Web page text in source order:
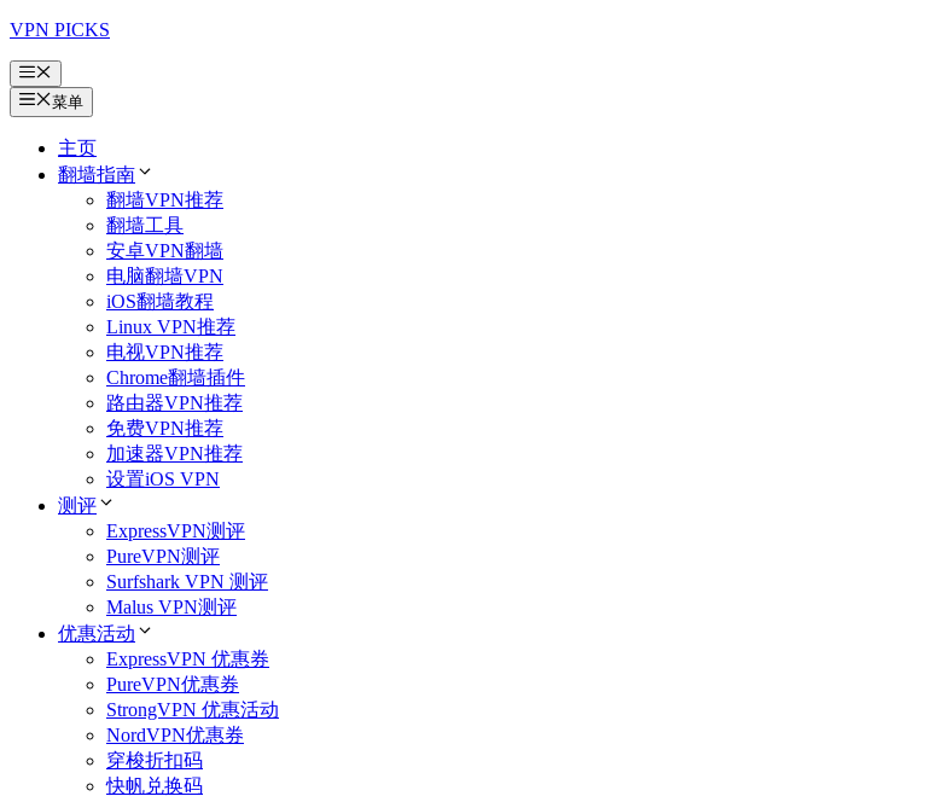
跳
内
容
VPN PICKS
菜
单
菜单
主页
翻墙指南
翻墙VPN推荐
翻墙工具
安卓VPN翻墙
电脑翻墙VPN
iOS翻墙教程
Linux VPN推荐
电视VPN推荐
Chrome翻墙插件
路由器VPN推荐
免费VPN推荐
加速器VPN推荐
设置iOS VPN
测评
ExpressVPN测评
PureVPN测评
Surfshark VPN 测评
Malus VPN测评
优惠活动
ExpressVPN 优惠券
PureVPN优惠券
StrongVPN 优惠活动
NordVPN优惠券
穿梭折扣码
快帆兑换码